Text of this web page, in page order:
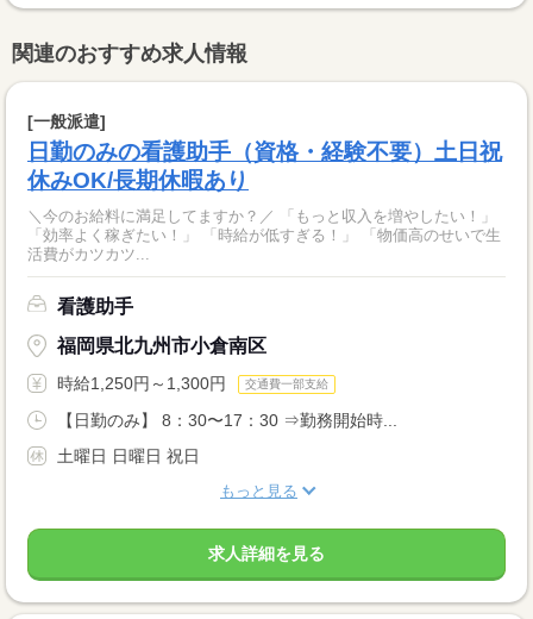
関連のおすすめ求人情報
[一般派遣]
日勤のみの看護助手（資格・経験不要）土日祝
休みOK/長期休暇あり
＼今のお給料に満足してますか？／ 「もっと収入を増やしたい！」
「効率よく稼ぎたい！」 「時給が低すぎる！」 「物価高のせいで生
活費がカツカツ...
看護助手
福岡県北九州市小倉南区
時給1,250円～1,300円 交通費一部支給
【日勤のみ】 8：30〜17：30 ⇒勤務開始時...
土曜日 日曜日 祝日
もっと見る
求人詳細を見る